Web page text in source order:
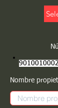
Nombre